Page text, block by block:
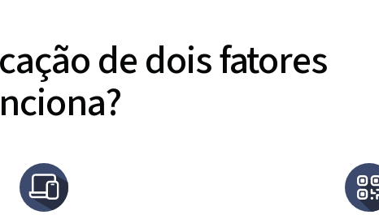
de dois fatores